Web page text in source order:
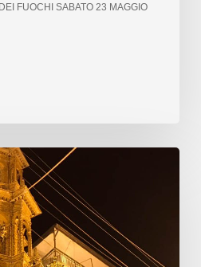
FUOCHI SABATO 23 MAGGIO